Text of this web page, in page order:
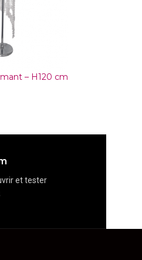
– H120 cm
et tester